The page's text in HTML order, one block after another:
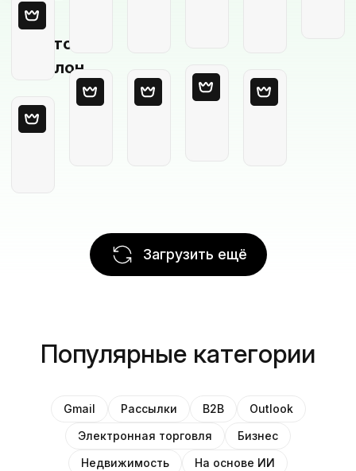
Пустой
шаблон
Загрузить ещё
Популярные категории
Gmail Рассылки B2B
Outlook
Электронная торговля
Бизнес
Недвижимость
На основе ИИ